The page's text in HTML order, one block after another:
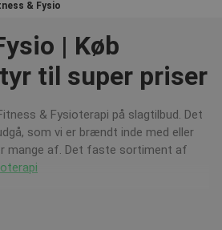
& Fysio
| Køb
til super priser
& Fysioterapi på slagtilbud. Det
som vi er brændt inde med eller
mange af. Det faste sortiment af